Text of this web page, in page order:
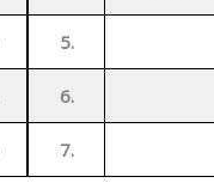
5.
6.
7.